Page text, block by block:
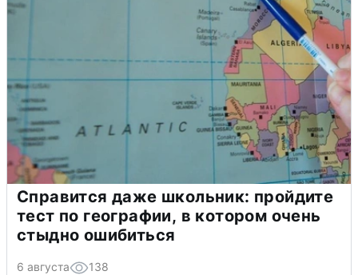
Справится даже школьник: пройдите
тест по географии, в котором очень
стыдно ошибиться
6 августа 138